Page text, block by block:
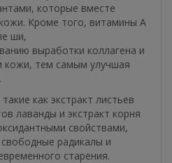
которые вместе
Кроме того, витамины А
ши,
выработки коллагена и
кожи, тем самым улучшая
как экстракт листьев
лаванды и экстракт корня
свойствами,
радикалы и
старения.